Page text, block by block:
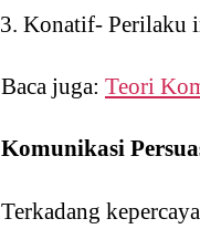
Konatif- Perilaku
Baca juga: Teori
Komunikasi
Terkadang